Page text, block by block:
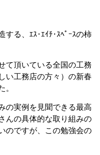
る、ｴｽ･ｴｲﾁ･ｽﾍﾟｰｽの柿
て頂いている全国の工務
い工務店の方々）の新春
。
の実例を見聞できる最高
んの具体的な取り組みの
のですが、この勉強会の